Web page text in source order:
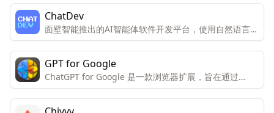
ChatDev
面壁智能推出的AI智能体软件开发平台，使用自然语言即
可创建软件
GPT for Google
ChatGPT for Google 是一款浏览器扩展，旨在通过
ChatGPT 的能力增强搜索引擎的功能。